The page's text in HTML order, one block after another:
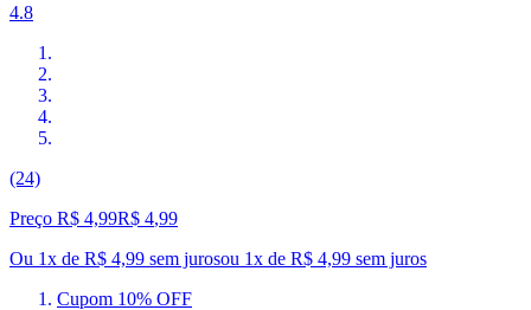
4.8
(24)
Preço R$ 4,99R$ 4,99
Ou 1x de R$ 4,99 sem jurosou 1x de R$ 4,99 sem juros
Cupom 10% OFF